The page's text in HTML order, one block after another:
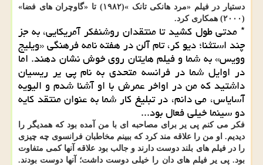
دستیار در فیلم «مرد هانکی تانک »(۱۹۸۲) تا «گاوچران های فضا»
(۲۰۰۰) همکاری کرد.
* مدتی طول کشید تا منتقدان روشنفکر آمریکایی، به جز
چند استثنا؛ دیو کر، تام آلن در هفته نامه فرهنگی «ویلیج
وویس» به شما و فیلم هایتان روی خوش نشان دهند. اما
در اوایل شما در فرانسه متحدی به نام پی یر ریسیان
داشتید که من در اواخر عمرش با او آشنا شدم و الیویه
آسایاس، می دانم، در تبلیغ کار شما به عنوان منتقد کایه
دو سینما خیلی فعال بود...
فکر می کنم پی یر برای مصاحبه ای با من آمده بود که همدیگر را
دیدیم. او من را علاقه مند کرد که ببینم مخاطبان فرانسوی چه چیزی
را در فیلم های بلند دوست دارند و جالب بود علاقه آنها کمی متفاوت
بود. پی یر فیلم های دان را خیلی دوست داشت؛ آنها دوست بودند.